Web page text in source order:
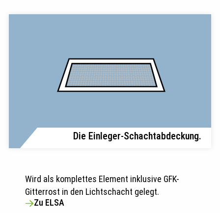
Die Einleger-Schachtabdeckung.
Wird als komplettes Element inklusive GFK-
Gitterrost in den Lichtschacht gelegt.
Zu ELSA